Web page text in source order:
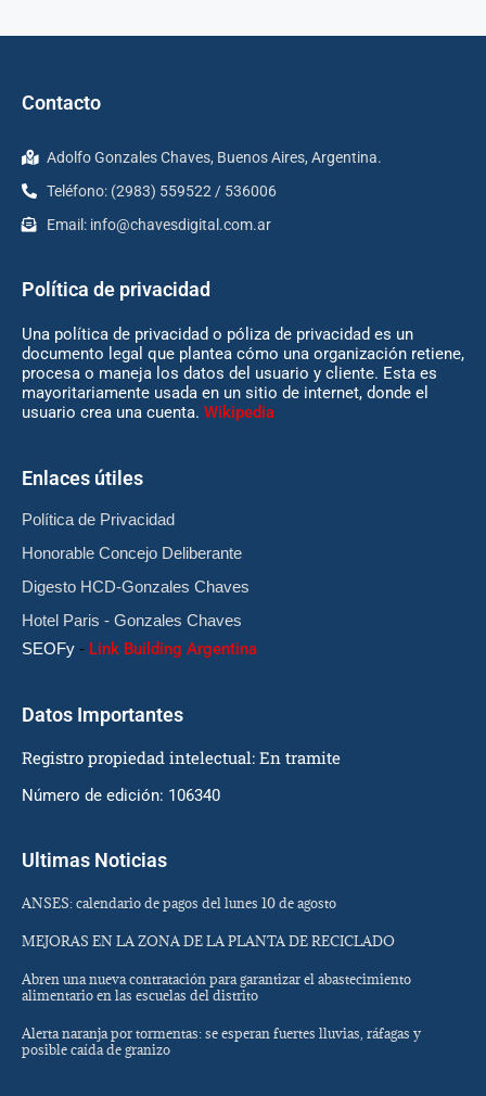
Contacto
Adolfo Gonzales Chaves, Buenos Aires, Argentina.
Teléfono: (2983) 559522 / 536006
Email: info@chavesdigital.com.ar
Política de privacidad
Una política de privacidad o póliza de privacidad es un
documento legal que plantea cómo una organización retiene,
procesa o maneja los datos del usuario y cliente. Esta es
mayoritariamente usada en un sitio de internet, donde el
usuario crea una cuenta. Wikipedia
Enlaces útiles
Política de Privacidad
Honorable Concejo Deliberante
Digesto HCD-Gonzales Chaves
Hotel Paris - Gonzales Chaves
SEOFy - Link Building Argentina
Datos Importantes
Registro propiedad intelectual: En tramite
Número de edición: 106340
Ultimas Noticias
ANSES: calendario de pagos del lunes 10 de agosto
MEJORAS EN LA ZONA DE LA PLANTA DE RECICLADO
Abren una nueva contratación para garantizar el abastecimiento
alimentario en las escuelas del distrito
Alerta naranja por tormentas: se esperan fuertes lluvias, ráfagas y
posible caída de granizo